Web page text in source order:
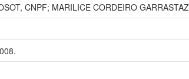
CNPF; MARILICE CORDEIRO